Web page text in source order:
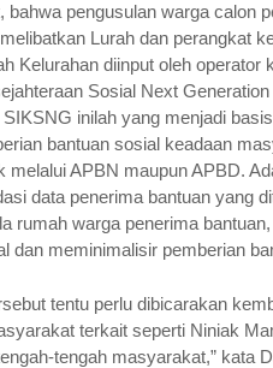
bahwa pengusulan warga calon
Lurah dan perangkat
Kelurahan diinput oleh
Sosial Next
inilah yang menjadi
bantuan sosial keadaan
melalui APBN maupun APBD.
data penerima bantuan yang
rumah warga penerima
dan meminimalisir pemberian
tentu perlu dibicarakan
terkait seperti Niniak
tengah masyarakat,” kata